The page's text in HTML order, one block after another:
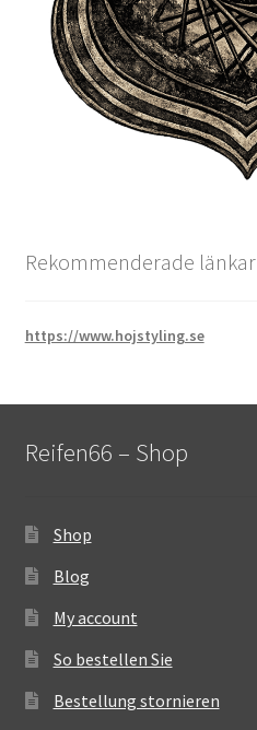
Rekommenderade länkar
https://www.hojstyling.se
Reifen66 – Shop
Shop
Blog
My account
So bestellen Sie
Bestellung stornieren